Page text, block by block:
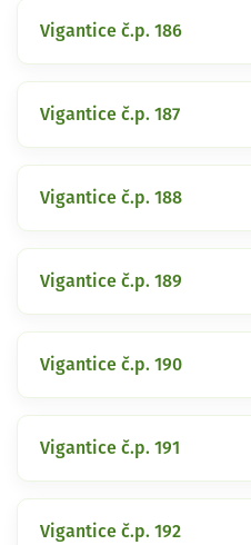
Vigantice č.p. 186
Vigantice č.p. 187
Vigantice č.p. 188
Vigantice č.p. 189
Vigantice č.p. 190
Vigantice č.p. 191
Vigantice č.p. 192